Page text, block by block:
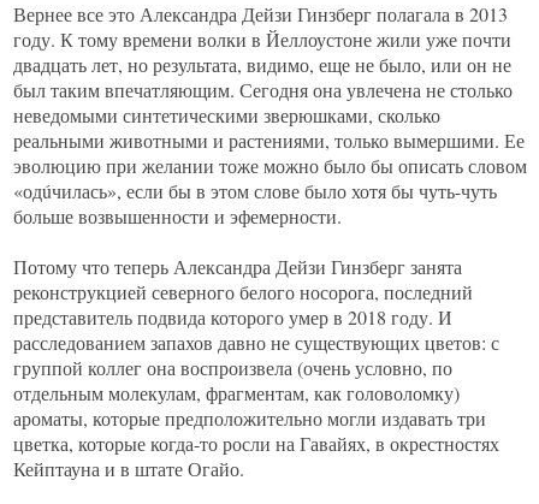
Вернее все это Александра Дейзи Гинзберг полагала в 2013
году. К тому времени волки в Йеллоустоне жили уже почти
двадцать лет, но результата, видимо, еще не было, или он не
был таким впечатляющим. Сегодня она увлечена не столько
неведомыми синтетическими зверюшками, сколько
реальными животными и растениями, только вымершими. Ее
эволюцию при желании тоже можно было бы описать словом
«одúчилась», если бы в этом слове было хотя бы чуть-чуть
больше возвышенности и эфемерности.
Потому что теперь Александра Дейзи Гинзберг занята
реконструкцией северного белого носорога, последний
представитель подвида которого умер в 2018 году. И
расследованием запахов давно не существующих цветов: с
группой коллег она воспроизвела (очень условно, по
отдельным молекулам, фрагментам, как головоломку)
ароматы, которые предположительно могли издавать три
цветка, которые когда-то росли на Гавайях, в окрестностях
Кейптауна и в штате Огайо.